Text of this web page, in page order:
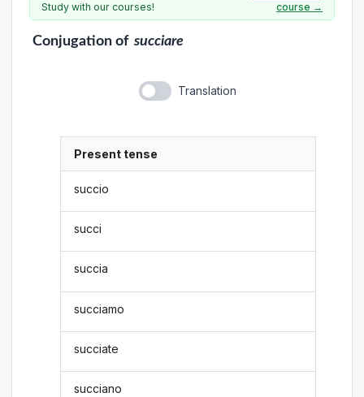
Study with our courses!
course →
Conjugationof succiare
Translation
Present tense
succio
succi
succia
succiamo
succiate
succiano